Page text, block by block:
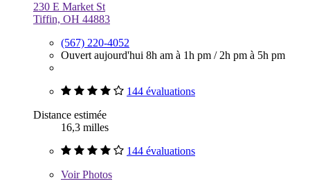
230 E Market St
Tiffin, OH 44883
(567) 220-4052
Ouvert aujourd'hui 8h am à 1h pm / 2h pm à 5h pm
144 évaluations
Distance estimée
16,3 milles
144 évaluations
VoirPhotos